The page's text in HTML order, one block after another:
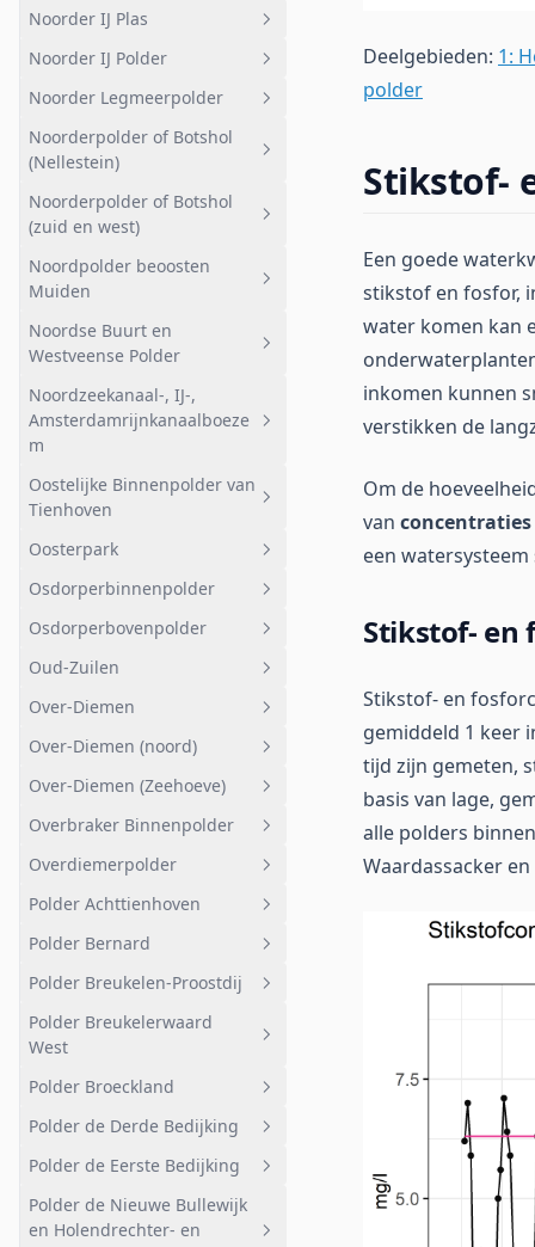
Breukeleveensche of Stille Plas
Tienhovensche Plassen noord
Tienhovensche Plassen zuid
Vuntus
Landbouw zuid en noord
Meerlanden
Geheel afwateringsgebied
Noorder- of Rietpolder (zuid)
(De Krijgsman)
Noorder IJ Plas
Geheel afwateringsgebied
Noorder IJ Plas
Noorder IJ Polder
Geheel afwateringsgebied
Noorder IJ Polder
Noorder Legmeerpolder
Geheel afwateringsgebied
Bovenkerk
Uithoorn
Amstelzijde
Noorderpolder of Botshol
(Nellestein)
Geheel afwateringsgebied
Natuurgebied
Noorderpolder of Botshol
(zuid en west)
Geheel afwateringsgebied
Botshol Midden
Noorderpolder (oost)
Noorderpolder (west)
Noordpolder beoosten
Muiden
Geheel afwateringsgebied
Noord
Noordse Buurt en
Westveense Polder
Geheel afwateringsgebied
Noordse buurt
Noordse dorp
Westveen
Noordzeekanaal-, IJ-,
Amsterdamrijnkanaalboeze
m
Geheel afwateringsgebied
oost
Nuoncentrale
Diemerzeedijk
Hoeker- en Garstenpolder
noord-puntje
Hoogspanningstracé
Haven
Maxis
T.b.v. drinkwater
Afstromend naar boezem -
Oostelijke Binnenpolder van
Tienhoven
Geheel afwateringsgebied
Overig
Petgaten
Oosterpark
Geheel afwateringsgebied
Oosterpark
Osdorperbinnenpolder
Geheel afwateringsgebied
Veenweide
Geuzenveld
De Kluut 2
VTP Tigeno en Eendracht
Polder
Tom Schreurweg
Osdorperbovenpolder
Geheel afwateringsgebied
Osdorperbovenpolder
Bovensloot
Oud-Zuilen
Geheel afwateringsgebied
Oud-Zuilen
Over-Diemen
Geheel afwateringsgebied
Elektriciteitscentrale
Over-Diemen (noord)
Geheel afwateringsgebied
Over-Diemen (noord)
Over-Diemen (Zeehoeve)
Geheel afwateringsgebied
Over-Diemen (Zeehoeve)
Overbraker Binnenpolder
Geheel afwateringsgebied
Volkstuinen
Noord-oost
Overdiemerpolder
Geheel afwateringsgebied
Overdiemerpolder
Polder Achttienhoven
Geheel afwateringsgebied
Gagelweg Kooidijk
Gagelbos
Polder Bernard
Geheel afwateringsgebied
Polder Bernard
Polder Breukelen-Proostdij
Geheel afwateringsgebied
Polder Breukelerwaard
West
Geheel afwateringsgebied
Bemalen gebied
Deelgebied 2
Deelgebied 3
Polder Broeckland
Geheel afwateringsgebied
Polder Broeckland
Polder de Derde Bedijking
Geheel afwateringsgebied
Landelijk
Polder de Eerste Bedijking
Geheel afwateringsgebied
Polder de Nieuwe Bullewijk
en Holendrechter- en
Deelgebieden: 1:
polder
Stikstof-
Een goede
stikstof en fosfor,
water komen kan
inkomen kunnen
verstikken de
Om de
van concentraties
een
Stikstof- en
Stikstof- en
gemiddeld 1 keer
tijd zijn gemeten,
basis van lage,
alle polders
Waardassacker